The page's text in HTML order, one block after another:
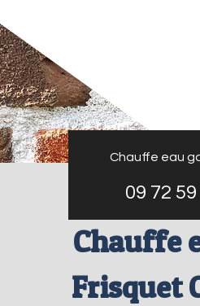
Chauffe eau
09 72
Chauffe
Frisquet